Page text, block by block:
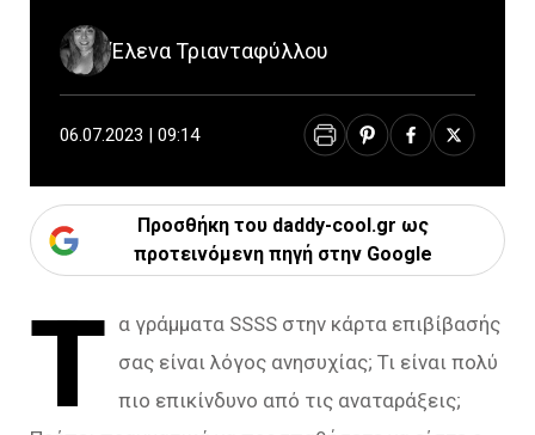
Έλενα Τριανταφύλλου
06.07.2023 | 09:14
Προσθήκη του daddy-cool.gr ως
προτεινόμενη πηγή στην Google
Τ α γράμματα SSSS στην κάρτα επιβίβασής
σας είναι λόγος ανησυχίας; Τι είναι πολύ
πιο επικίνδυνο από τις αναταράξεις;